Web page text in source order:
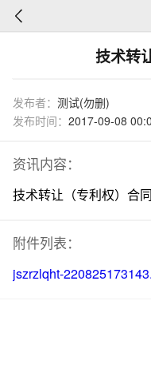
技术转
发布者： 测试(勿删)
发布时间： 2017-09-08
资讯内容：
技术转让（专利权）合同
附件列表：
jszrzlqht-